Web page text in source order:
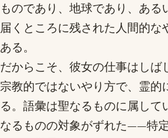
ものであり、地球であり、ある
届くところに残された人間的な
ある。
だからこそ、彼女の仕事はしば
宗教的ではないやり方で、霊的
る。語彙は聖なるものに属して
なるものの対象がずれた——特